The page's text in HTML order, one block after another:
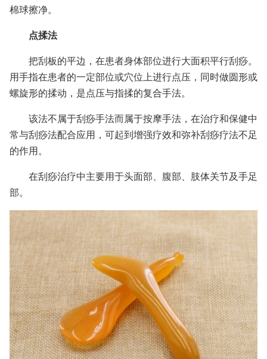
棉球擦净。
点揉法
把刮板的平边，在患者身体部位进行大面积平行刮痧。
用手指在患者的一定部位或穴位上进行点压，同时做圆形或
螺旋形的揉动，是点压与指揉的复合手法。
该法不属于刮痧手法而属于按摩手法，在治疗和保健中
常与刮痧法配合应用，可起到增强疗效和弥补刮痧疗法不足
的作用。
在刮痧治疗中主要用于头面部、腹部、肢体关节及手足
部。